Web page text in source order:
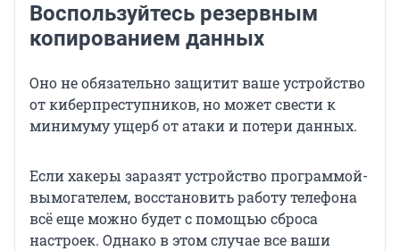
Воспользуйтесь резервным
копированием данных
Оно не обязательно защитит ваше устройство
от киберпреступников, но может свести к
минимуму ущерб от атаки и потери данных.
Если хакеры заразят устройство программой-
вымогателем, восстановить работу телефона
всё еще можно будет с помощью сброса
настроек. Однако в этом случае все ваши